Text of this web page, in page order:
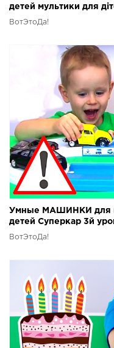
детей мультики для
ВотЭтоДа!
Умные МАШИНКИ для
детей Суперкар 3й
гонки
ВотЭтоДа!